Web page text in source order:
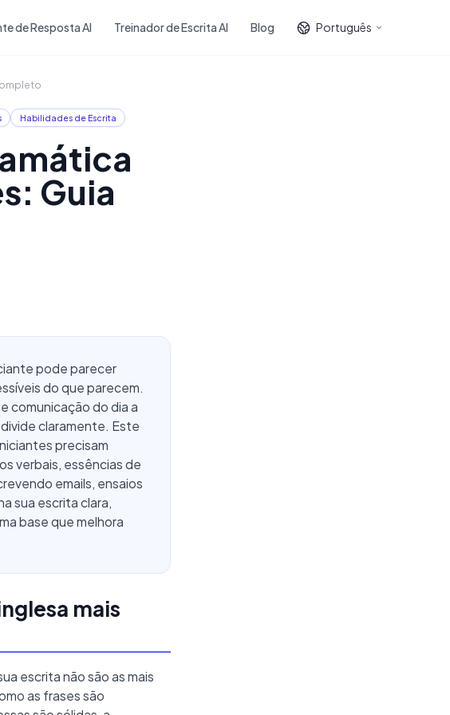
de Resposta AI Treinador de Escrita AI Blog Português
Habilidades de Escrita
Guia
pode parecer
do que parecem.
comunicação do dia a
claramente. Este
precisam
verbais, essências de
emails, ensaios
sua escrita clara,
base que melhora
mais
escrita não são as mais
as frases são